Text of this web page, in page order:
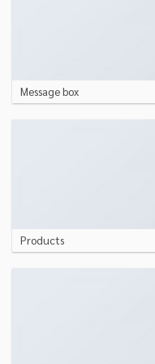
Message box
Products